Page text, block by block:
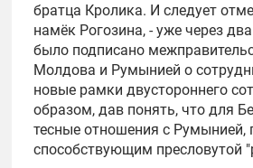
братца Кролика. И следует
намёк Рогозина, - уже через
было подписано
Молдова и Румынией о
новые рамки двустороннего
образом, дав понять, что для
тесные отношения с Румынией,
способствующим пресловутой